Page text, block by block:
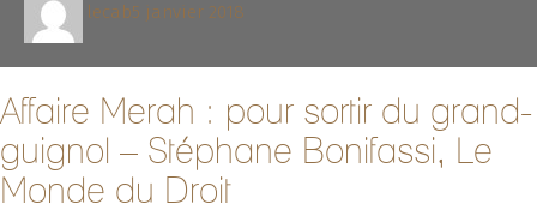
lecable
5 janvier 2018
Affaire Merah : pour sortir du grand-
guignol – Stéphane Bonifassi, Le
Monde du Droit